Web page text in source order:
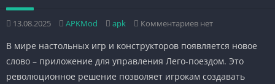
13.08.2025 APKMod apk Комментариев нет
В мире настольных игр и конструкторов появляется новое
слово – приложение для управления Лего-поездом. Это
революционное решение позволяет игрокам создавать